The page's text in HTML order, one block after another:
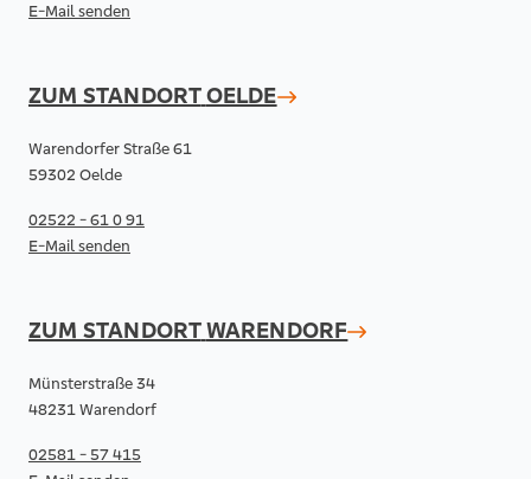
E-Mail senden
ZUM STANDORTOELDE
Warendorfer Straße 61
59302 Oelde
02522 - 61 0 91
E-Mail senden
ZUM STANDORTWARENDORF
Münsterstraße 34
48231 Warendorf
02581 - 57 415